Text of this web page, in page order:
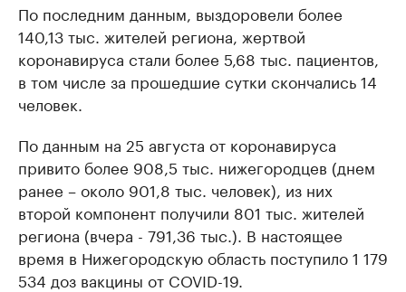
По последним данным, выздоровели более
140,13 тыс. жителей региона, жертвой
коронавируса стали более 5,68 тыс. пациентов,
в том числе за прошедшие сутки скончались 14
человек.
По данным на 25 августа от коронавируса
привито более 908,5 тыс. нижегородцев (днем
ранее – около 901,8 тыс. человек), из них
второй компонент получили 801 тыс. жителей
региона (вчера - 791,36 тыс.). В настоящее
время в Нижегородскую область поступило 1 179
534 доз вакцины от COVID-19.